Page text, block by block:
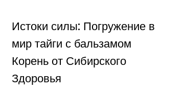
Истоки силы: Погружение в
мир тайги с бальзамом
Корень от Сибирского
Здоровья